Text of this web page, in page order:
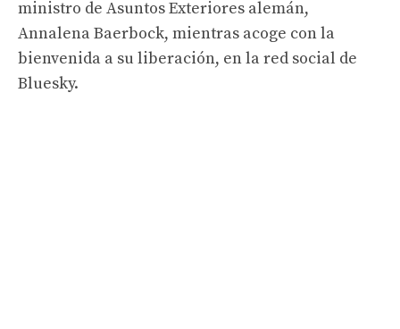
ministro de Asuntos Exteriores alemán,
Annalena Baerbock, mientras acoge con la
bienvenida a su liberación, en la red social de
Bluesky.